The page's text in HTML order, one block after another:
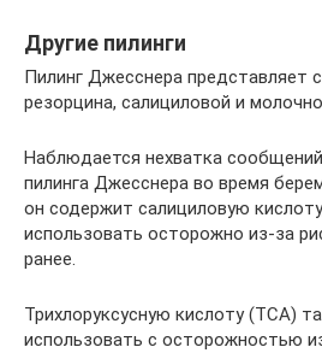
Другие пилинги
Пилинг Джесснера представляет
резорцина, салициловой и
Наблюдается нехватка
пилинга Джесснера во время
он содержит салициловую
использовать осторожно из-за
ранее.
Трихлоруксусную кислоту (TCA)
использовать с осторожностью